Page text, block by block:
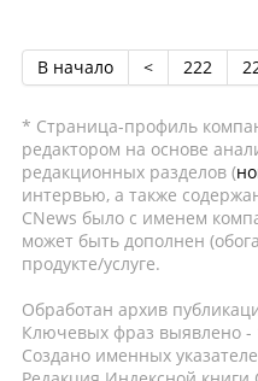
В начало < 222
* Страница-профиль
редактором на основе
редакционных разделов (
интервью, а также
CNews было с именем
может быть дополнен
продукте/услуге.
Обработан архив
Ключевых фраз выявлено -
Создано именных